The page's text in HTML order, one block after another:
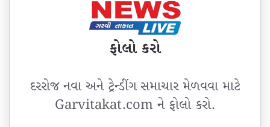
ફોલો કરો
દરરોજ નવા અને ટ્રેન્ડીંગ સમાચાર મેળવવા માટે
Garvitakat.com ને ફોલો કરો.